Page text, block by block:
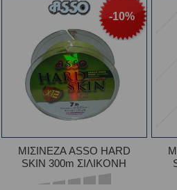
-10%
ΜΙΣΙΝΕΖΑ ASSO HARD
SKIN 300m ΣΙΛΙΚΟΝΗ